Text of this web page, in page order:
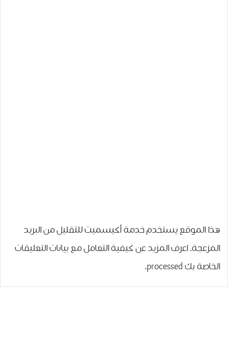
هذا الموقع يستخدم خدمة أكيسميت للتقليل من البريد
المزعجة.اعرف المزيد عن كيفية التعامل مع بيانات التعليقات
الخاصة بك processed
.